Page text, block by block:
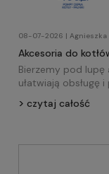
08-07-2026 | Agnieszka
Akcesoria do
Bierzemy pod lupę
ułatwiają obsługę
czytaj całość